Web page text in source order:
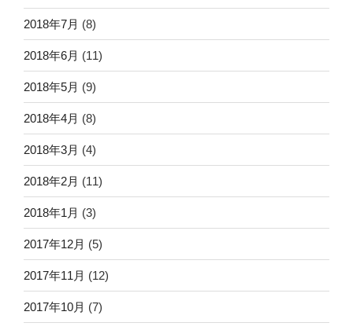
2018年7月 (8)
2018年6月 (11)
2018年5月 (9)
2018年4月 (8)
2018年3月 (4)
2018年2月 (11)
2018年1月 (3)
2017年12月 (5)
2017年11月 (12)
2017年10月 (7)